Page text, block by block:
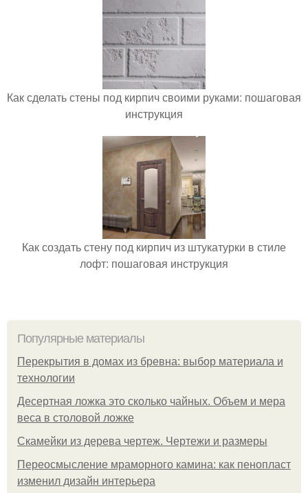
Как сделать стены под кирпич своими руками: пошаговая
инструкция
Как создать стену под кирпич из штукатурки в стиле
лофт: пошаговая инструкция
Популярные материалы
Перекрытия в домах из бревна: выбор материала и
технологии
Десертная ложка это сколько чайных. Объем и мера
веса в столовой ложке
Скамейки из дерева чертеж. Чертежи и размеры
Переосмысление мраморного камина: как пенопласт
изменил дизайн интерьера